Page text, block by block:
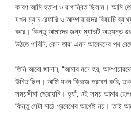
কারণ আমি হতাশ ও রাগান্বিত ছিলাম। আমি
যখন ম্যাচ রেফারি ও আম্পায়ারদের বিষয়টি
করে। কিন্তু আমাদের জন্য ম্যাচটি অত্যন্ত
উঠতে পারিনি, কেন তারা এমন আবেদনের পথ
তিনি আরো জানান, “আমার মনে হয়,
উচিত ছিল। আমি যখন ক্রিজে প্রবেশ করি, তখন
সময়সীমা পেরোয়নি। হ্যাঁ, ওই সময় আমার
কিন্তু সেটা মাঠে প্রবেশের আগেই নয়। তাই